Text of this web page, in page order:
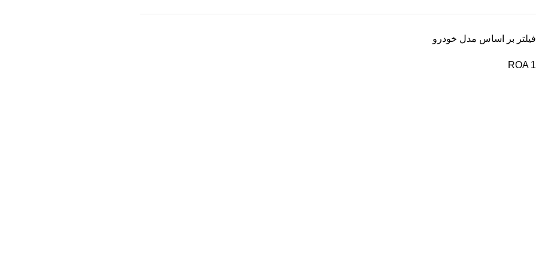
فیلتر بر اساس مدل خودرو
ROA 1